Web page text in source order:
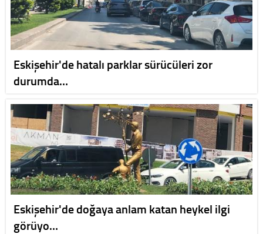
Eskişehir'de hatalı parklar sürücüleri zor
durumda…
Eskişehir'de doğaya anlam katan heykel ilgi
görüyo…